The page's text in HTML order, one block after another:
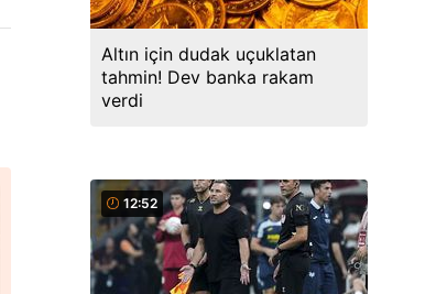
Altın için dudak uçuklatan
tahmin! Dev banka rakam
verdi
12:52